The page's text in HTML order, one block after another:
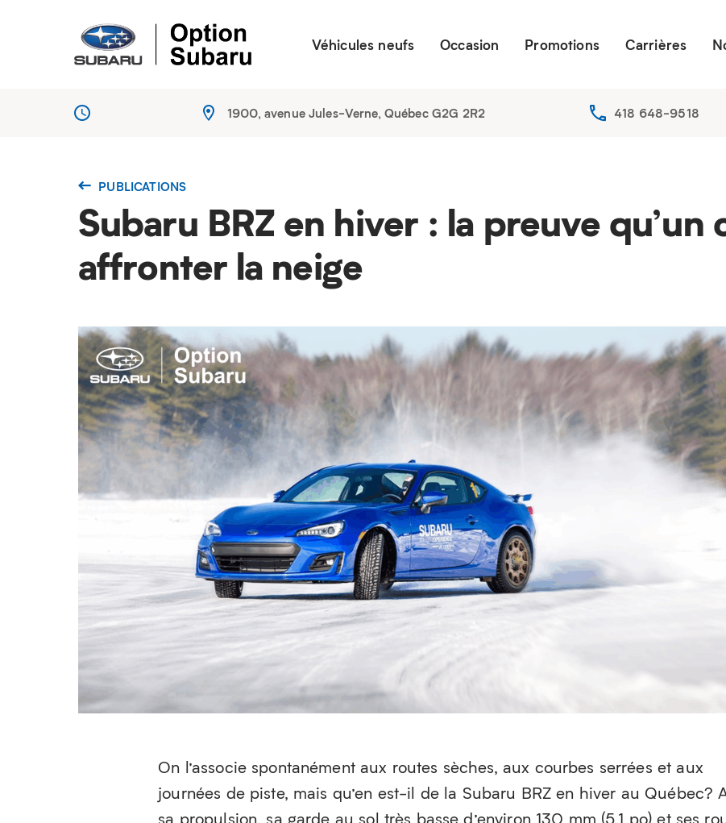
Véhicules neufs Occasion Promotions Carrières
1900, avenue Jules-Verne, Québec G2G 2R2 418 648-9518
PUBLICATIONS
Subaru BRZ en hiver : la preuve
affronter la neige
On l’associe spontanément aux routes sèches, aux courbes serrées et aux
journées de piste, mais qu’en est-il de la Subaru BRZ en hiver au Québec?
sa propulsion, sa garde au sol très basse d’environ 130 mm (5,1 po) et ses